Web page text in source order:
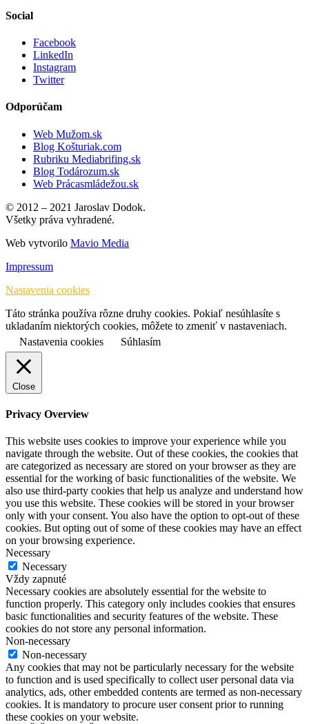
Social
Facebook
LinkedIn
Instagram
Twitter
Odporúčam
Web Mužom.sk
Blog Košturiak.com
Rubriku Mediabrifing.sk
Blog Todározum.sk
Web Prácasmládežou.sk
© 2012 – 2021 Jaroslav Dodok.
Všetky práva vyhradené.
Web vytvorilo Mavio Media
Impressum
Nastavenia cookies
Táto stránka používa rôzne druhy cookies. Pokiaľ nesúhlasíte s
ukladaním niektorých cookies, môžete to zmeniť v nastaveniach.
Nastavenia cookies
Súhlasím
Close
Privacy Overview
This website uses cookies to improve your experience while you
navigate through the website. Out of these cookies, the cookies that
are categorized as necessary are stored on your browser as they are
essential for the working of basic functionalities of the website. We
also use third-party cookies that help us analyze and understand how
you use this website. These cookies will be stored in your browser
only with your consent. You also have the option to opt-out of these
cookies. But opting out of some of these cookies may have an effect
on your browsing experience.
Necessary
Necessary
Vždy zapnuté
Necessary cookies are absolutely essential for the website to
function properly. This category only includes cookies that ensures
basic functionalities and security features of the website. These
cookies do not store any personal information.
Non-necessary
Non-necessary
Any cookies that may not be particularly necessary for the website
to function and is used specifically to collect user personal data via
analytics, ads, other embedded contents are termed as non-necessary
cookies. It is mandatory to procure user consent prior to running
these cookies on your website.